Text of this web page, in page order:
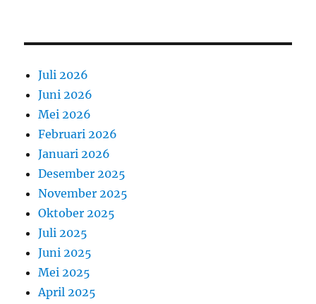
Juli 2026
Juni 2026
Mei 2026
Februari 2026
Januari 2026
Desember 2025
November 2025
Oktober 2025
Juli 2025
Juni 2025
Mei 2025
April 2025